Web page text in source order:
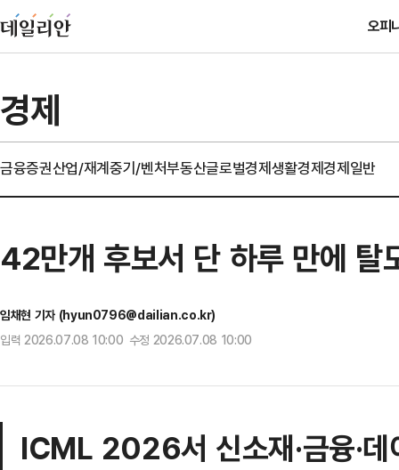
오피
경제
금융증권산업/재계중기/벤처부동산글로벌경제생활경제경제일반
42만개 후보서 단 하루 만에 탈
임채현 기자 (hyun0796@dailian.co.kr)
입력 2026.07.08 10:00 수정 2026.07.08 10:00
ICML 2026서 신소재·금융·데